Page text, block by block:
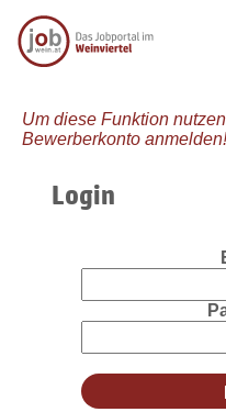
Um diese Funktion
Bewerberkonto anmelden!
Login